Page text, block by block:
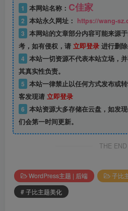
1 本网站名称： C佳家
2 本站永久网址： https://wang-
3 本网站的文章部分内容可能来源
考，如有侵权，请 立即登录 进行删除
4 本站一切资源不代表本站立场，
其真实性负责。
5 本站一律禁止以任何方式发布或
客发现请 立即登录
6 本站资源大多存储在云盘，如发
们会第一时间更新。
THE END
WordPress主题 | 后端 子比
# 子比主题美化